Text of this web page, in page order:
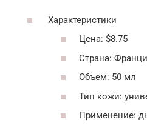
Характеристики
Цена: $8.75
Страна:
Объем: 50 мл
Тип кожи:
Применение: